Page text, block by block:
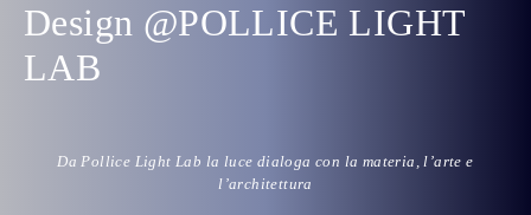
Design @POLLICE LIGHT
LAB
DaPollice Light Lab la luce dialoga con la materia, l’arte e
l’architettura